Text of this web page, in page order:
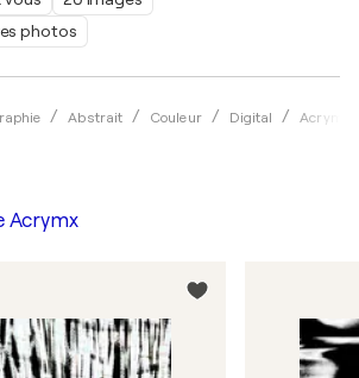
photos
Abstrait Couleur Digital Acrymx
Acrymx